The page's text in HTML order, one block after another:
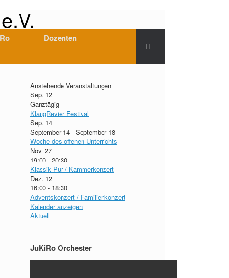
Dozenten
Anstehende Veranstaltungen
Sep. 12
Ganztägig
KlangRevier Festival
Sep. 14
September 14 -September 18
Woche des offenen Unterrichts
Nov.27
19:00 -20:30
Klassik Pur / Kammerkonzert
Dez. 12
16:00 - 18:30
Adventskonzert / Familienkonzert
Kalender anzeigen
Aktuell
JuKiRo Orchester